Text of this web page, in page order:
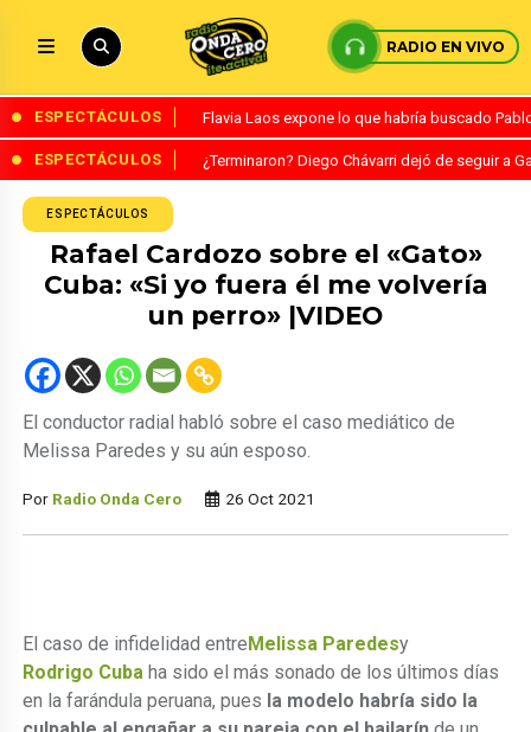
RADIO EN VIVO
ESPECTÁCULOS Flavia Laos expone lo que habría buscado
ESPECTÁCULOS ¿Terminaron? Diego Chávarri dejó de seguir a
ESPECTÁCULOS
Rafael Cardozo sobre el «Gato»
Cuba: «Si yo fuera él me volvería
un perro» |VIDEO
El conductor radial habló sobre el caso mediático de
Melissa Paredes y su aún esposo.
Por Radio Onda Cero 26 Oct 2021
El caso de infidelidad entreMelissa Paredesy
Rodrigo Cuba ha sido el más sonado de los últimos días
en la farándula peruana, pues la modelo habría sido la